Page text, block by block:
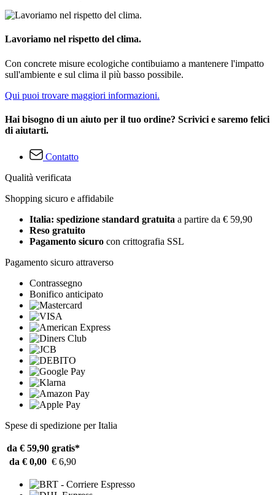
Lavoriamo nel rispetto del clima.
Con concrete misure ecologiche contibuiamo a mantenere l'impatto
sull'ambiente e sul clima il più basso possibile.
Qui puoi trovare maggiori informazioni.
Hai bisogno di un aiuto per il tuo ordine? Scrivici e saremo felici
di aiutarti.
Contatto
Qualità verificata
Shopping sicuro e affidabile
Italia: spedizione standard gratuita a partire da € 59,90
Reso gratuito
Pagamento sicuro con crittografia SSL
Pagamento sicuro attraverso
Contrassegno
Bonifico anticipato
Spese di spedizione per Italia
da € 59,90 gratis*
da € 0,00 € 6,90